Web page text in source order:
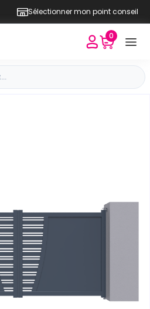
Sélectionner mon point conseil
0